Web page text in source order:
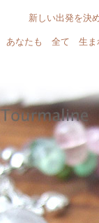
新しい出発を
なたも 全て 生まれ